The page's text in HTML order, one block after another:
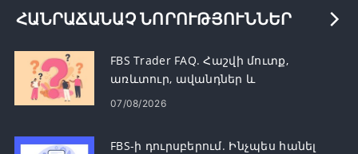
ՀԱՆՐԱՃԱՆԱՉ ՆՈՐՈՒԹՅՈՒՆՆԵՐ
FBS Trader FAQ. Հաշվի մուտք,
առևտուր, ավանդներ և
դուրսբերումներ
07/08/2026
FBS-ի դուրսբերում. Ինչպես հանել